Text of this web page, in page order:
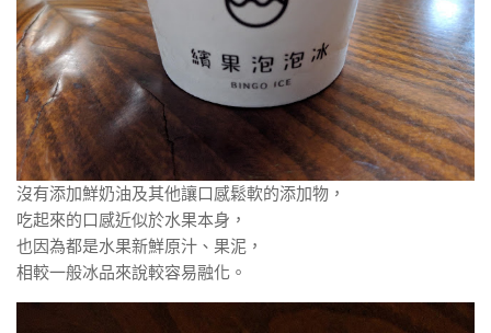
沒有添加鮮奶油及其他讓口感鬆軟的添加物，
吃起來的口感近似於水果本身，
也因為都是水果新鮮原汁、果泥，
相較一般冰品來說較容易融化。